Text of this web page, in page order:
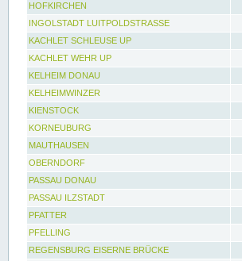
HOFKIRCHEN
INGOLSTADT LUITPOLDSTRASSE
KACHLET SCHLEUSE UP
KACHLET WEHR UP
KELHEIM DONAU
KELHEIMWINZER
KIENSTOCK
KORNEUBURG
MAUTHAUSEN
OBERNDORF
PASSAU DONAU
PASSAU ILZSTADT
PFATTER
PFELLING
REGENSBURG EISERNE BRÜCKE